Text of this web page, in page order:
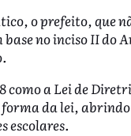
o prefeito,
no inciso II do
como a Lei de
da lei,
escolares.